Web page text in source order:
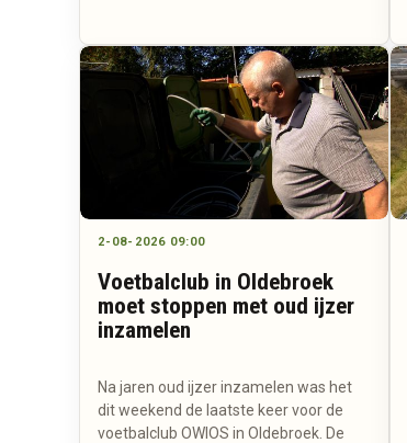
2-08-2026 09:00
Voetbalclub in Oldebroek
moet stoppen met oud ijzer
inzamelen
Na jaren oud ijzer inzamelen was het
dit weekend de laatste keer voor de
voetbalclub OWIOS in Oldebroek. De